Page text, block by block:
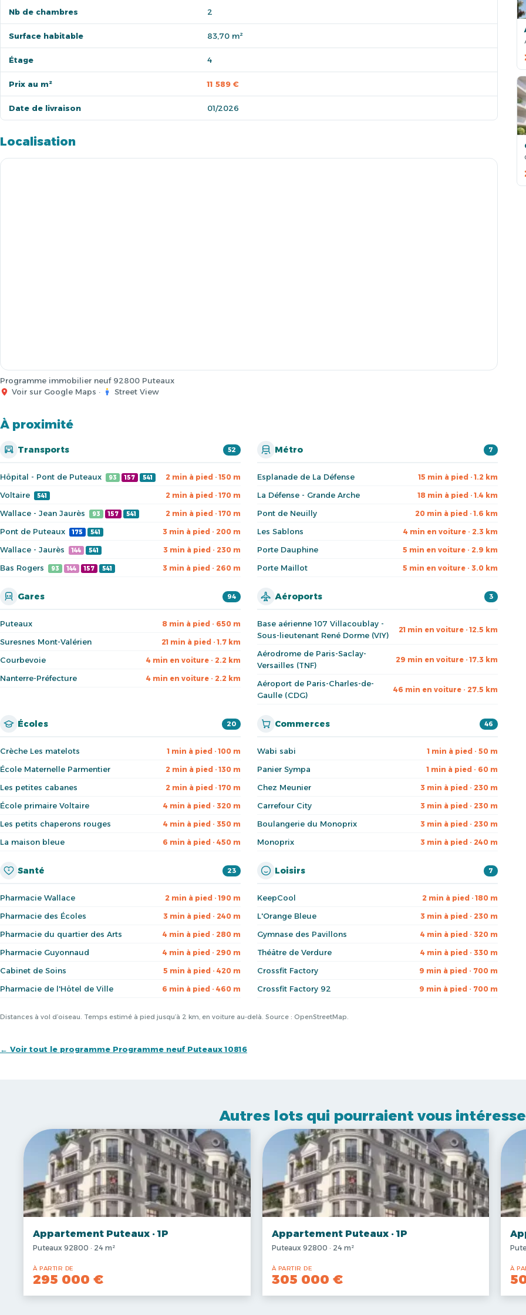
Nb de chambres 2
Surface habitable 83,70 m²
Étage 4
Prix au m² 11 589 €
Date de livraison 01/2026
Localisation
Programme immobilier neuf 92800 Puteaux
Voir sur Google Maps · Street View
À proximité
Transports 52
Hôpital - Pont de Puteaux 93 157 541 2 min à pied · 150 m
Voltaire 541 2 min à pied · 170 m
Wallace - Jean Jaurès 93 157 541 2 min à pied · 170 m
Pont de Puteaux 175 541 3 min à pied · 200 m
Wallace - Jaurès 144 541 3 min à pied · 230 m
Bas Rogers 93 144 157 541 3 min à pied · 260 m
Métro 7
Esplanade de La Défense 15 min à pied · 1.2 km
La Défense - Grande Arche 18 min à pied · 1.4 km
Pont de Neuilly 20 min à pied · 1.6 km
Les Sablons 4 min en voiture · 2.3 km
Porte Dauphine 5 min en voiture · 2.9 km
Porte Maillot 5 min en voiture · 3.0 km
Gares 94
Puteaux 8 min à pied · 650 m
Suresnes Mont-Valérien 21 min à pied · 1.7 km
Courbevoie 4 min en voiture · 2.2 km
Nanterre-Préfecture 4 min en voiture · 2.2 km
Aéroports 3
Base aérienne 107 Villacoublay -
Sous-lieutenant René Dorme (VIY)
21 min en voiture · 12.5 km
Aérodrome de Paris-Saclay-
Versailles (TNF)
29 min en voiture · 17.3 km
Aéroport de Paris-Charles-de-
Gaulle (CDG)
46 min en voiture · 27.5 km
Écoles 20
Crèche Les matelots 1 min à pied · 100 m
École Maternelle Parmentier 2 min à pied · 130 m
Les petites cabanes 2 min à pied · 170 m
École primaire Voltaire 4 min à pied · 320 m
Les petits chaperons rouges 4 min à pied · 350 m
La maison bleue 6 min à pied · 450 m
Commerces 46
Wabi sabi 1 min à pied · 50 m
Panier Sympa 1 min à pied · 60 m
Chez Meunier 3 min à pied · 230 m
Carrefour City 3 min à pied · 230 m
Boulangerie du Monoprix 3 min à pied · 230 m
Monoprix 3 min à pied · 240 m
Santé 23
Pharmacie Wallace 2 min à pied · 190 m
Pharmacie des Écoles 3 min à pied · 240 m
Pharmacie du quartier des Arts 4 min à pied · 280 m
Pharmacie Guyonnaud 4 min à pied · 290 m
Cabinet de Soins 5 min à pied · 420 m
Pharmacie de l'Hôtel de Ville 6 min à pied · 460 m
Loisirs 7
KeepCool 2 min à pied · 180 m
L'Orange Bleue 3 min à pied · 230 m
Gymnase des Pavillons 4 min à pied · 320 m
Théâtre de Verdure 4 min à pied · 330 m
Crossfit Factory 9 min à pied · 700 m
Crossfit Factory 92 9 min à pied · 700 m
Distances à vol d’oiseau. Temps estimé à pied jusqu’à 2 km, en voiture au-delà. Source : OpenStreetMap.
← Voir tout le programme Programme neuf Puteaux 10816
Autres lots qui pourraient vous
Appartement Puteaux · 1P
Puteaux 92800 · 24 m²
À PARTIR DE
295 000 €
Appartement Puteaux · 1P
Puteaux 92800 · 24 m²
À PARTIR DE
305 000 €
À